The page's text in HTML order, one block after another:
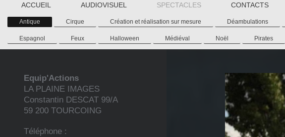
ACCUEIL AUDIOVISUEL SPECTACLES CONTACTS
Antique Cirque Création et réalisation sur mesure Déambulations
Espagnol Feux Halloween Médiéval Noël Pirates
Equip'Actions
LA PLAINE IMAGES
Constantin DESCAT 99/A
59 200 TOURCOING
Téléphone :